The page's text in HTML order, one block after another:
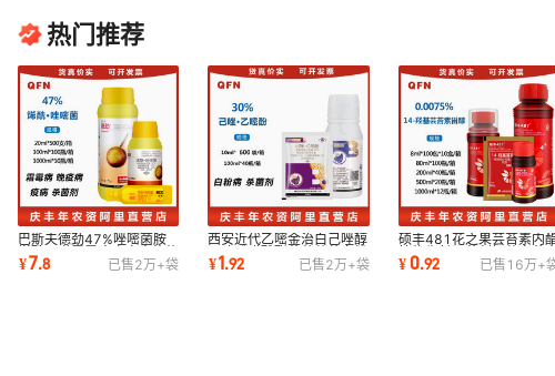
热门推荐
巴斯夫德劲47%唑嘧菌胺
烯酰吗啉霜霉病晚疫病蔬菜
杀菌剂20ml
¥7.8 已售2万+袋
西安近代乙嘧金治白己唑醇
乙嘧酚磺酸酯草莓葡萄白粉
病杀菌剂10ml
¥1.92 已售2万+袋
硕丰481花之果芸苔素内
植物生长调节剂解药害花卉
果蔬保花保果
¥0.92 已售 16万+